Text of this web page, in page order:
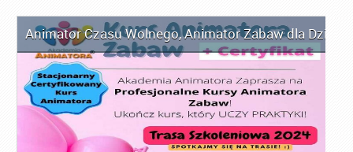
Animator Czasu Wolnego,Animator Zabaw dla Dzieci